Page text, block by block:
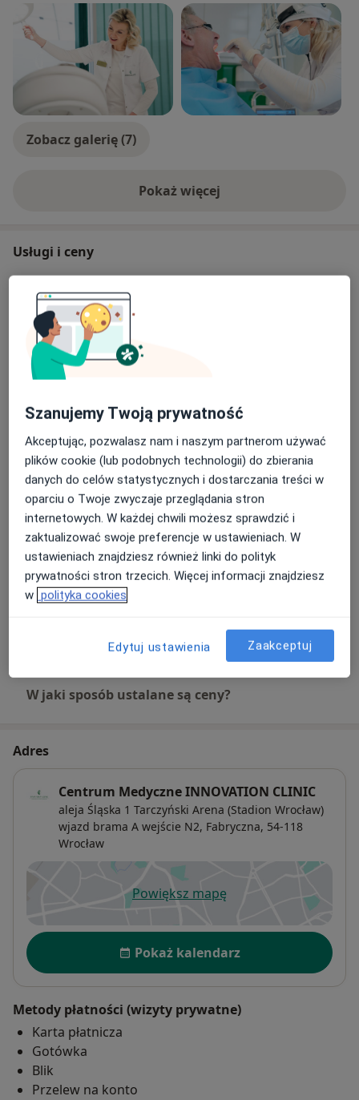
Zobacz galerię (7)
Pokaż więcejo doświadczeniu
Usługi i ceny
estetycznej
300 zł Szczegóły
Konsultacja laryngologiczna
330 zł Szczegóły
Diagnostyka chrapania i bezdechów
sennych
330 zł Szczegóły
Umów wizytę
Konsultacja laryngologiczna
dorosłych
330 zł Szczegóły
Umów wizytę
Konsultacja laryngologiczna dzieci
330 zł Szczegóły
W jaki sposób ustalane są ceny?
Adres
Centrum Medyczne INNOVATION CLINIC
aleja Śląska 1 Tarczyński Arena (Stadion Wrocław)
wjazd brama A wejście N2, Fabryczna, 54-118
Wrocław
Powiększ mapęotwiera się w nowej karcie
Dostępność
Pokaż kalendarz
Metody płatności (wizyty prywatne)
Karta płatnicza
Gotówka
Blik
Przelew na konto
Szanujemy Twoją prywatność
Akceptując, pozwalasz nam i naszym partnerom używać
plików cookie (lub podobnych technologii) do zbierania
danych do celów statystycznych i dostarczania treści w
oparciu o Twoje zwyczaje przeglądania stron
internetowych. W każdej chwili możesz sprawdzić i
zaktualizować swoje preferencje w ustawieniach. W
ustawieniach znajdziesz również linki do polityk
prywatności stron trzecich. Więcej informacji znajdziesz
w polityka cookies
Edytuj ustawienia Zaakceptuj